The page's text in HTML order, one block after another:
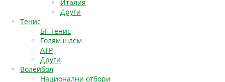
Италия
Други
Тенис
БГ Тенис
Голям шлем
АТР
Други
Волейбол
Национални отбори